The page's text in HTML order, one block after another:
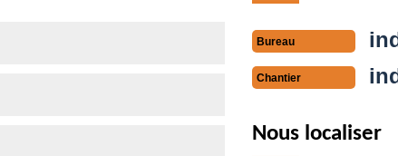
Bureau
Chantier
Nous localiser